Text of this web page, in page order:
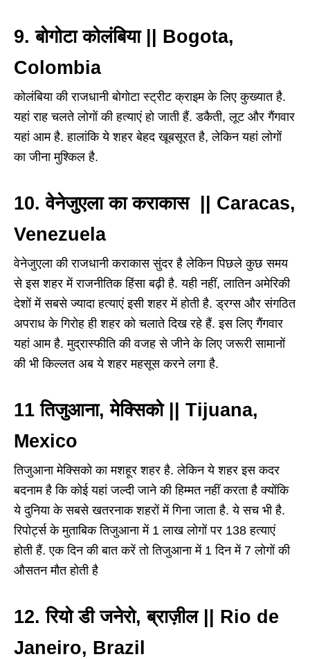
9. बोगोटा कोलंबिया || Bogota,
Colombia
कोलंबिया की राजधानी बोगोटा स्ट्रीट क्राइम के लिए कुख्यात है.
यहां राह चलते लोगों की हत्याएं हो जाती हैं. डकैती, लूट और गैंगवार
यहां आम है. हालांकि ये शहर बेहद खूबसूरत है, लेकिन यहां लोगों
का जीना मुश्किल है.
10. वेनेजुएला का कराकास || Caracas,
Venezuela
वेनेजुएला की राजधानी कराकास सुंदर है लेकिन पिछले कुछ समय
से इस शहर में राजनीतिक हिंसा बढ़ी है. यही नहीं, लातिन अमेरिकी
देशों में सबसे ज्यादा हत्याएं इसी शहर में होती है. ड्रग्स और संगठित
अपराध के गिरोह ही शहर को चलाते दिख रहे हैं. इस लिए गैंगवार
यहां आम है. मुद्रास्फीति की वजह से जीने के लिए जरूरी सामानों
की भी किल्लत अब ये शहर महसूस करने लगा है.
11 तिजुआना, मेक्सिको || Tijuana,
Mexico
तिजुआना मेक्सिको का मशहूर शहर है. लेकिन ये शहर इस कदर
बदनाम है कि कोई यहां जल्दी जाने की हिम्मत नहीं करता है क्योंकि
ये दुनिया के सबसे खतरनाक शहरों में गिना जाता है. ये सच भी है.
रिपोर्ट्स के मुताबिक तिजुआना में 1 लाख लोगों पर 138 हत्याएं
होती हैं. एक दिन की बात करें तो तिजुआना में 1 दिन में 7 लोगों की
औसतन मौत होती है
12. रियो डी जनेरो, ब्राज़ील || Rio de
Janeiro, Brazil